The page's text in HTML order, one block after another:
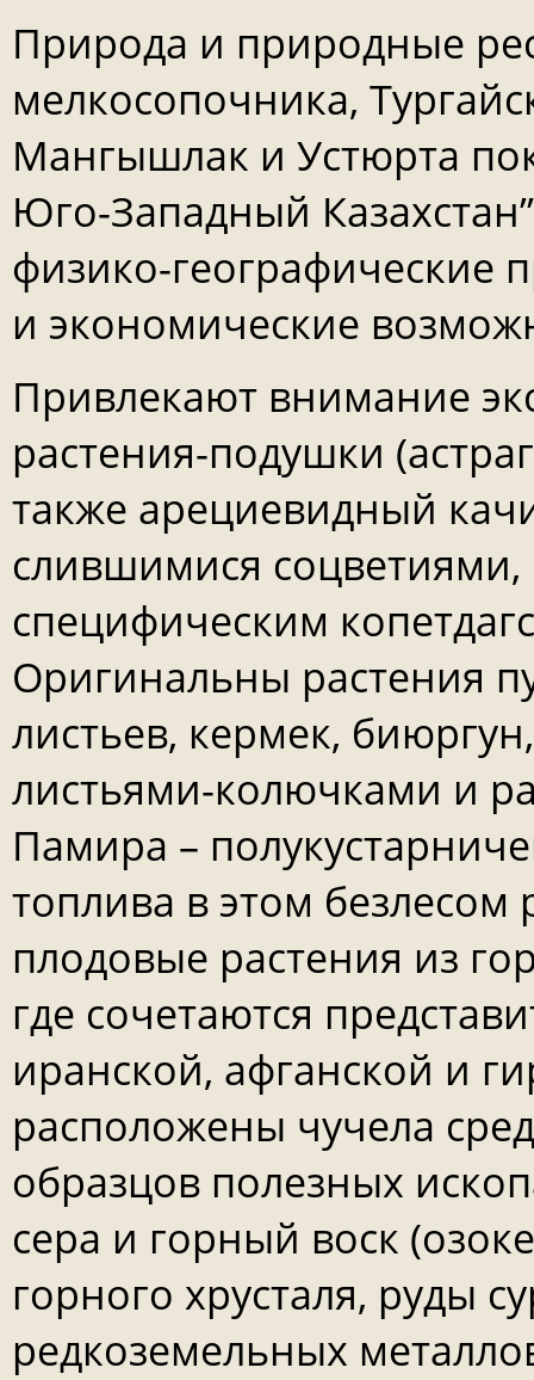
Природа и природные
мелкосопочника,
Мангышлак и Устюрта
Юго-Западный
физико-географические
и экономические
Привлекают внимание
растения-подушки
также арециевидный
слившимися соцветиями,
специфическим
Оригинальны растения
листьев, кермек,
листьями-колючками и
Памира –
топлива в этом
плодовые растения из
где сочетаются
иранской, афганской и
расположены чучела
образцов полезных
сера и горный воск
горного хрусталя, руды
редкоземельных